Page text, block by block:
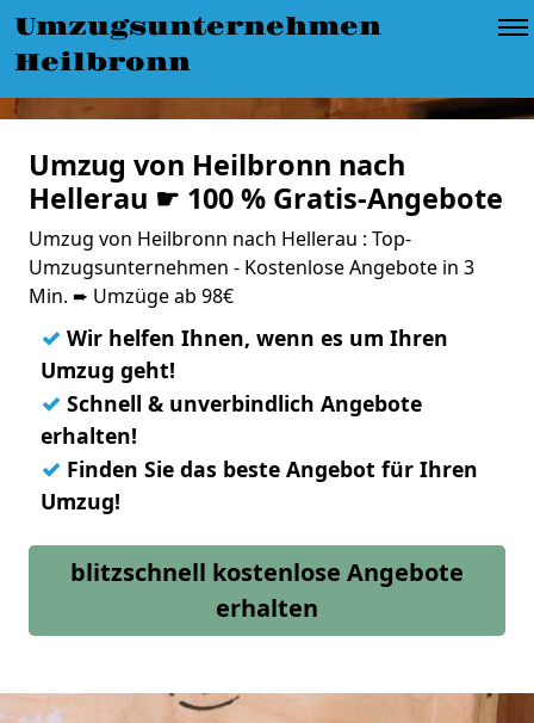
Umzugsunternehmen
Heilbronn
Umzug von Heilbronn nach
Hellerau ☛ 100 % Gratis-Angebote
Umzug von Heilbronn nach Hellerau : Top-
Umzugsunternehmen - Kostenlose Angebote in 3
Min. ➨ Umzüge ab 98€
✓ Wir helfen Ihnen, wenn es um Ihren
Umzug geht!
✓ Schnell & unverbindlich Angebote
erhalten!
✓ Finden Sie das beste Angebot für Ihren
Umzug!
blitzschnell kostenlose Angebote
erhalten